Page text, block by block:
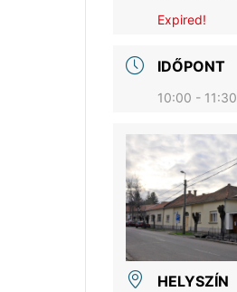
Expired!
IDŐPONT
10:00 - 11:30
HELYSZÍN